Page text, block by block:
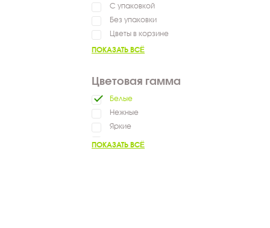
С упаковкой
Без упаковки
Цветы в корзине
ПОКАЗАТЬ ВСЁ
Цветовая гамма
Белые
Нежные
Яркие
Разноцветные
ПОКАЗАТЬ ВСЁ